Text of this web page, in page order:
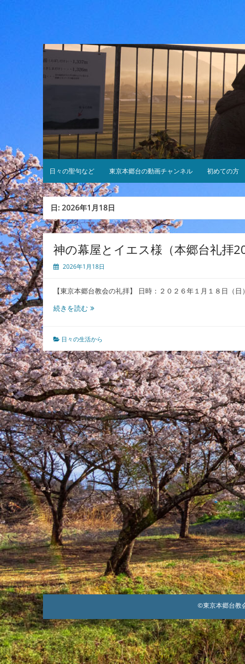
日々の聖句など 東京本郷台の動画チャンネル 初めての方
日:2026年1月18日
神の幕屋とイエス様（本郷台礼拝
2026年1月18日
【東京本郷台教会の礼拝】 日時：２０２６年１月１８日（
続きを読む神
屋
と
イ
エ
ス
様
（本
郷
台
礼
拝
2026
年
1
月
18
日）
日々の生活から
©東京本郷台教